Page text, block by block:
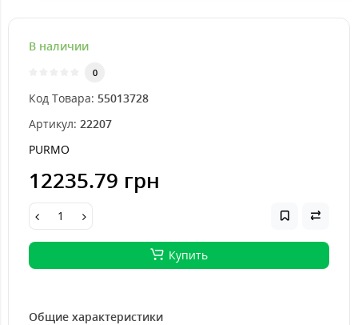
В наличии
0
Код Товара: 55013728
Артикул: 22207
PURMO
12235.79 грн
Купить
Общие характеристики